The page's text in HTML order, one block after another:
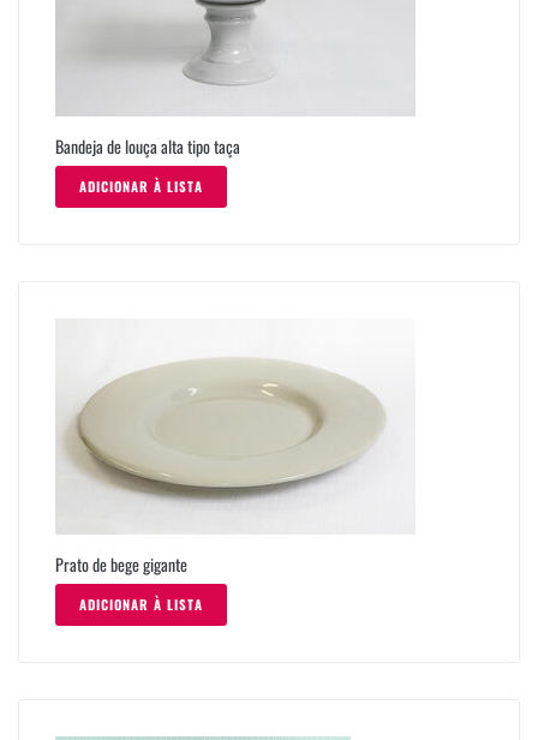
Bandeja de louça alta tipo taça
ADICIONAR À LISTA
Prato de bege gigante
ADICIONAR À LISTA